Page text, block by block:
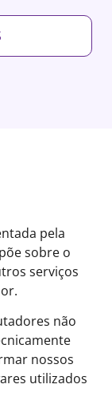
pela
sobre o
serviços
não
nossos
utilizados